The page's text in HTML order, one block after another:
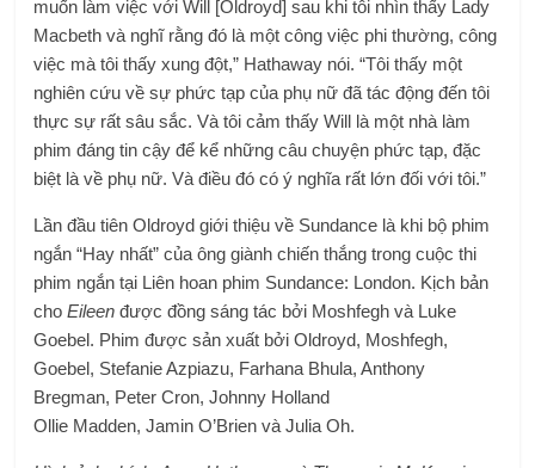
muốn làm việc với Will [Oldroyd] sau khi tôi nhìn thấy Lady
Macbeth và nghĩ rằng đó là một công việc phi thường, công
việc mà tôi thấy xung đột,” Hathaway nói. “Tôi thấy một
nghiên cứu về sự phức tạp của phụ nữ đã tác động đến tôi
thực sự rất sâu sắc. Và tôi cảm thấy Will là một nhà làm
phim đáng tin cậy để kể những câu chuyện phức tạp, đặc
biệt là về phụ nữ. Và điều đó có ý nghĩa rất lớn đối với tôi.”
Lần đầu tiên Oldroyd giới thiệu về Sundance là khi bộ phim
ngắn “Hay nhất” của ông giành chiến thắng trong cuộc thi
phim ngắn tại Liên hoan phim Sundance: London. Kịch bản
choEileenđược đồng sáng tác bởi Moshfegh và Luke
Goebel. Phim được sản xuất bởi Oldroyd, Moshfegh,
Goebel, Stefanie Azpiazu, Farhana Bhula, Anthony
Bregman, Peter Cron, Johnny Holland
Ollie Madden, Jamin O’Brien và Julia Oh.